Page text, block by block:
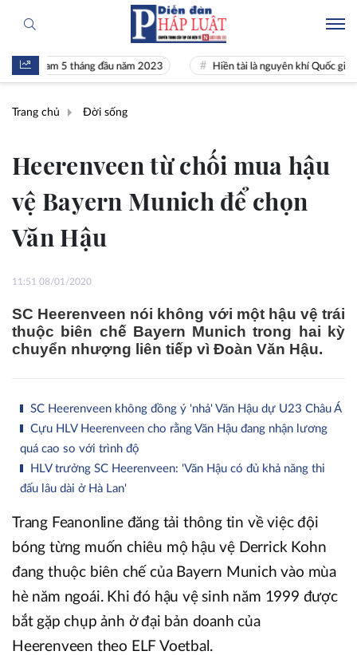
5 tháng đầu năm 2023 Hiền tài là nguyên khí Quốc gia
Trang chủ Đời sống
Heerenveen từ chối mua hậu
vệ Bayern Munich để chọn
Văn Hậu
11:51 08/01/2020
SC Heerenveen nói không với một hậu vệ trái
thuộc biên chế Bayern Munich trong hai kỳ
chuyển nhượng liên tiếp vì Đoàn Văn Hậu.
SC Heerenveen không đồng ý 'nhả' Văn Hậu dự U23 Châu Á
Cựu HLV Heerenveen cho rằng Văn Hậu đang nhận lương
quá cao so với trình độ
HLV trưởng SC Heerenveen: 'Văn Hậu có đủ khả năng thi
đấu lâu dài ở Hà Lan'
Trang Feanonline đăng tải thông tin về việc đội
bóng từng muốn chiêu mộ hậu vệ Derrick Kohn
đang thuộc biên chế của Bayern Munich vào mùa
hè năm ngoái. Khi đó hậu vệ sinh năm 1999 được
bắt gặp chụp ảnh ở đại bản doanh của
Heerenveen theo ELF Voetbal.